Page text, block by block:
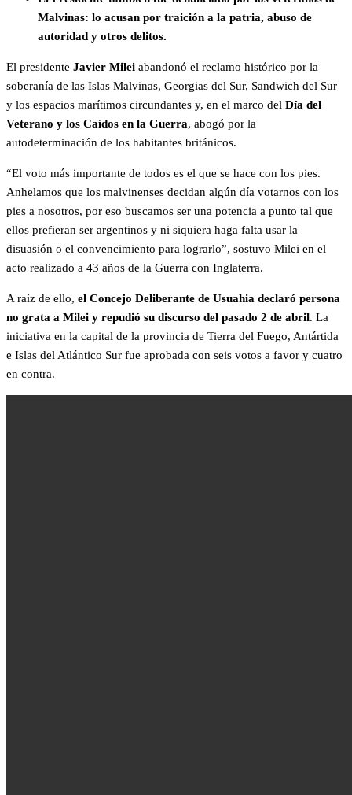
Malvinas: lo acusan por traición a la patria, abuso de
autoridad y otros delitos.
El presidente Javier Milei abandonó el reclamo histórico por la
soberanía de las Islas Malvinas, Georgias del Sur, Sandwich del Sur
y los espacios marítimos circundantes y, en el marco del Día del
Veterano y los Caídos en la Guerra, abogó por la
autodeterminación de los habitantes británicos.
“El voto más importante de todos es el que se hace con los pies.
Anhelamos que los malvinenses decidan algún día votarnos con los
pies a nosotros, por eso buscamos ser una potencia a punto tal que
ellos prefieran ser argentinos y ni siquiera haga falta usar la
disuasión o el convencimiento para lograrlo”, sostuvo Milei en el
acto realizado a 43 años de la Guerra con Inglaterra.
A raíz de ello, el Concejo Deliberante de Usuahia declaró persona
no grata a Milei y repudió su discurso del pasado 2 de abril. La
iniciativa en la capital de la provincia de Tierra del Fuego, Antártida
e Islas del Atlántico Sur fue aprobada con seis votos a favor y cuatro
en contra.